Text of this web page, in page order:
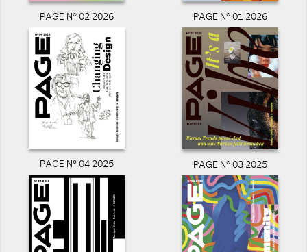
PAGE N° 02 2026 PAGE N° 01 2026
PAGE N° 04 2025 PAGE N° 03 2025